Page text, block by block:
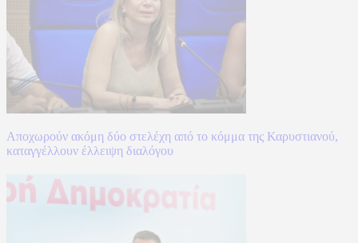
Αποχωρούν ακόμη δύο στελέχη από το κόμμα της Καρυστιανού,
καταγγέλλουν έλλειψη διαλόγου